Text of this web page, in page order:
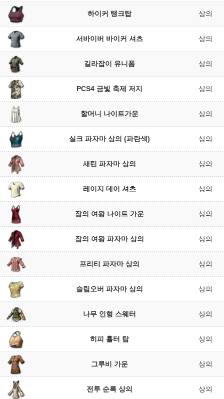
하이커 탱크탑 상의
서바이버 바이커 셔츠 상의
길라잡이 유니폼 상의
PCS4 금빛 축제 저지 상의
할머니 나이트가운 상의
실크 파자마 상의 (파란색) 상의
새틴 파자마 상의 상의
레이지 데이 셔츠 상의
잠의 여왕 나이트 가운 상의
잠의 여왕 파자마 상의 상의
프리티 파자마 상의 상의
슬립오버 파자마 상의 상의
나무 인형 스웨터 상의
히피 홀터 탑 상의
그루비 가운 상의
전투 순록 상의 상의